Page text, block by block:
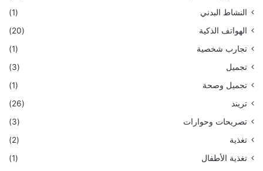
النشاط البدني
(1)
الهواتف الذكية
(20)
تجارب شخصية
(1)
تجميل
(3)
تجميل وصحة
(1)
تريند
(26)
تصريحات وحوارات
(3)
تغذية
(2)
تغذية الأطفال
(1)